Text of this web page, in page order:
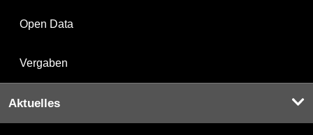
Open Data
Vergaben
Aktuelles